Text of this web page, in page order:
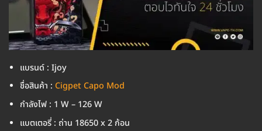
แบรนด์ : Ijoy
ชื่อสินค้า : Cigpet Capo Mod
กำลังไฟ : 1 W – 126 W
แบตเตอรี่ : ถ่าน 18650 x 2 ก้อน